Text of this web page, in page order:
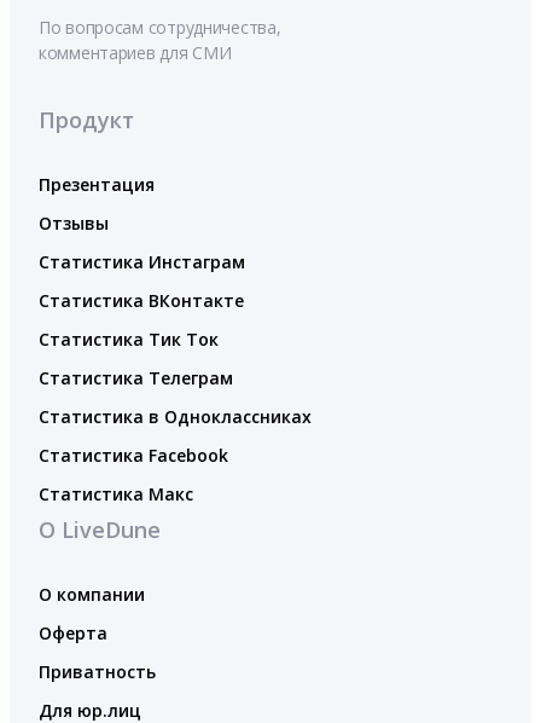
По вопросам сотрудничества,
комментариев для СМИ
Продукт
Презентация
Отзывы
Статистика Инстаграм
Статистика ВКонтакте
Статистика Тик Ток
Статистика Телеграм
Статистика в Одноклассниках
Статистика Facebook
Статистика Макс
О LiveDune
О компании
Оферта
Приватность
Для юр.лиц